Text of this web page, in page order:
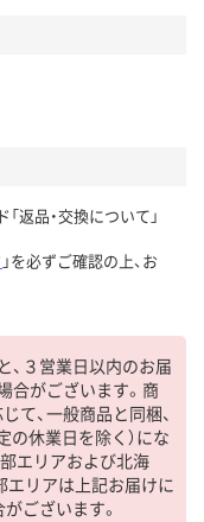
返品・交換について」
」を必ずご確認の上、お
、３営業日以内のお届
合がございます。商
て、一般商品と同梱、
の休業日を除く）にな
エリアおよび北海
エリアは上記お届けに
ございます。